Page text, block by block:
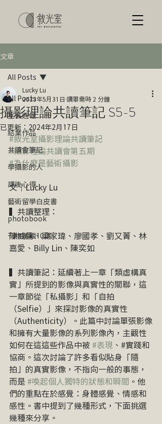
文章
All Posts
室長週報
結業作品
共讀會筆記
學攝影的人
課後心得
藝術留學白皮書
photobook
刊物編輯10講
All Posts
攝影理論共讀筆記 S5-5
Lucky Lu
2023年5月31日 讀畢需時 2 分鐘
已更新： 2024年2月17日
#敘光室攝影理論共讀筆記
#攝影理論共讀會第五期
#為什麼是藝術攝影
文｜Lucky Lu
▍共讀整理：
陳威儒、梁家瑋、廖國孝、劉又菁、林
嘉愛、Billy Lin、陳奕如
▍共讀筆記：延續著上一章「類虛構真
實」所提到的影像與真實性的關聯，這
一章節從「私攝影」和「自拍
（Selfie）」來探討影像的真實性
（Authenticity）。此篇中討論單張影像
和擁有大量影像的系列影像內，主觀性
如何在這這些作品中被 #表現 、#實踐和
協商。這次討論了許多看似貼身「隨
拍」的真實影像，不指向一般的事態，
而是 #喚起個人獨特的狀態和瞬間 。他
們的重點在於感覺：身體感覺、情感和
感性。書中提到了幾種形式，下面挑選
幾種來分享。